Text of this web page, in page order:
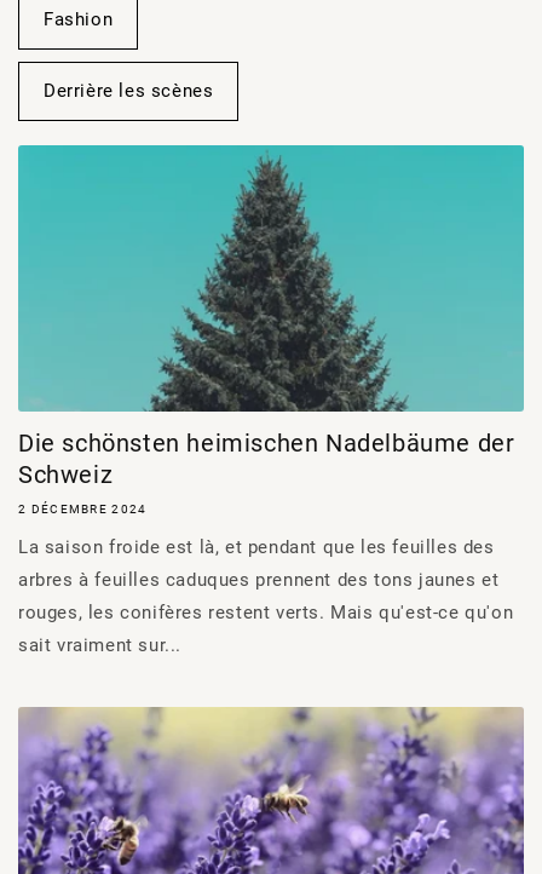
Fashion
Derrière les scènes
Die schönsten heimischen Nadelbäume der
Schweiz
2 DÉCEMBRE 2024
La saison froide est là, et pendant que les feuilles des
arbres à feuilles caduques prennent des tons jaunes et
rouges, les conifères restent verts. Mais qu'est-ce qu'on
sait vraiment sur...